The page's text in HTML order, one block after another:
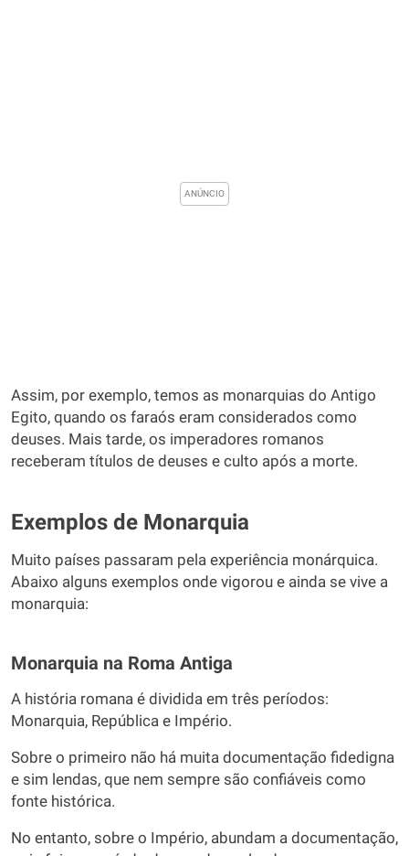
Assim, por exemplo, temos as monarquias do Antigo
Egito, quando os faraós eram considerados como
deuses. Mais tarde, os imperadores romanos
receberam títulos de deuses e culto após a morte.
Exemplos de Monarquia
Muito países passaram pela experiência monárquica.
Abaixo alguns exemplos onde vigorou e ainda se vive a
monarquia:
Monarquia na Roma Antiga
A história romana é dividida em três períodos:
Monarquia, República e Império.
Sobre o primeiro não há muita documentação fidedigna
e sim lendas, que nem sempre são confiáveis como
fonte histórica.
No entanto, sobre o Império, abundam a documentação,